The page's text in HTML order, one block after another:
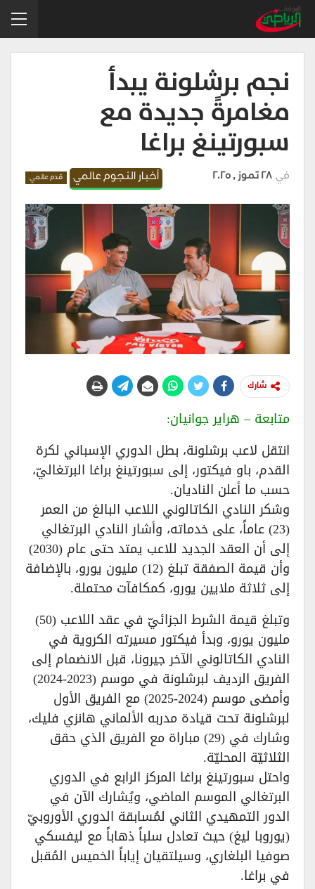
نجم برشلونة يبدأ
مغامرةً جديدة مع
سبورتينغ براغا
أخبار النجوم عالمي قدم عالمي في 28 تموز , 2025
شارك
متابعة – هراير جوانيان:
انتقل لاعب برشلونة، بطل الدوري الإسباني لكرة
القدم، باو فيكتور، إلى سبورتينغ براغا البرتغاليّ،
حسب ما أعلن الناديان.
وشكر النادي الكاتالوني اللاعب البالغ من العمر
(23) عاماً، على خدماته، وأشار النادي البرتغالي
إلى أن العقد الجديد للاعب يمتد حتى عام (2030)
وأن قيمة الصفقة تبلغ (12) مليون يورو، بالإضافة
إلى ثلاثة ملايين يورو، كمكافآت محتملة.
وتبلغ قيمة الشرط الجزائيّ في عقد اللاعب (50)
مليون يورو، وبدأ فيكتور مسيرته الكروية في
النادي الكاتالوني الآخر جيرونا، قبل الانضمام إلى
الفريق الرديف لبرشلونة في موسم (2023-2024)
وأمضى موسم (2024-2025) مع الفريق الأول
لبرشلونة تحت قيادة مدربه الألماني هانزي فليك،
وشارك في (29) مباراة مع الفريق الذي حقق
الثلاثيّة المحليّة.
واحتل سبورتينغ براغا المركز الرابع في الدوري
البرتغالي الموسم الماضي، ويُشارك الآن في
الدور التمهيدي الثاني لمُسابقة الدوري الأوروبيّ
(يوروبا ليغ) حيث تعادل سلباً ذهاباً مع ليفسكي
صوفيا البلغاري، وسيلتقيان إياباً الخميس المُقبل
في براغا.